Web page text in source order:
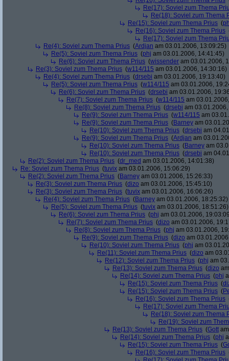
Re(17): Soviel zum Thema
Re(18): Soviel zum Thema
Re(15): Soviel zum Thema Prius (
Re(16): Soviel zum Thema Prius
Re(17): Soviel zum Thema
Re(4): Soviel zum Thema Prius (Ardjan am 03.01.2006, 13:09:25)
Re(5): Soviel zum Thema Prius (phj am 03.01.2006, 14:41:45)
Re(6): Soviel zum Thema Prius (wissender am 03.01.2006,
Re(3): Soviel zum Thema Prius (w114/115 am 03.01.2006, 14:30:16)
Re(4): Soviel zum Thema Prius (drsebi am 03.01.2006, 19:13:40)
Re(5): Soviel zum Thema Prius (w114/115 am 03.01.2006,
Re(6): Soviel zum Thema Prius (drsebi am 03.01.2006,
Re(7): Soviel zum Thema Prius (w114/115 am
Re(8): Soviel zum Thema Prius (drsebi am
Re(9): Soviel zum Thema Prius (w114/115 am
Re(9): Soviel zum Thema Prius (Barney am
Re(10): Soviel zum Thema Prius (drsebi am
Re(9): Soviel zum Thema Prius (Ardjan am
Re(10): Soviel zum Thema Prius (Barney am
Re(10): Soviel zum Thema Prius (drsebi am
Re(2): Soviel zum Thema Prius (dr_med am 03.01.2006, 14:01:38)
Re: Soviel zum Thema Prius (tuvix am 03.01.2006, 15:06:29)
Re(2): Soviel zum Thema Prius (Barney am 03.01.2006, 15:26:33)
Re(3): Soviel zum Thema Prius (dizo am 03.01.2006, 15:45:10)
Re(3): Soviel zum Thema Prius (tuvix am 03.01.2006, 16:06:26)
Re(4): Soviel zum Thema Prius (Barney am 03.01.2006, 18:25:32)
Re(5): Soviel zum Thema Prius (tuvix am 03.01.2006, 18:51:26)
Re(6): Soviel zum Thema Prius (phj am 03.01.2006,
Re(7): Soviel zum Thema Prius (dizo am 03.01.2006,
Re(8): Soviel zum Thema Prius (phj am 03.01.2006,
Re(9): Soviel zum Thema Prius (dizo am
Re(10): Soviel zum Thema Prius (phj am
Re(11): Soviel zum Thema Prius (dizo am
Re(12): Soviel zum Thema Prius (phj am
Re(13): Soviel zum Thema Prius (dizo
Re(14): Soviel zum Thema Prius (phj
Re(15): Soviel zum Thema Prius (
Re(15): Soviel zum Thema Prius (
Re(16): Soviel zum Thema Prius
Re(17): Soviel zum Thema
Re(18): Soviel zum Thema
Re(19): Soviel zum
Re(13): Soviel zum Thema Prius (Gott
Re(14): Soviel zum Thema Prius (phj
Re(15): Soviel zum Thema Prius (
Re(16): Soviel zum Thema Prius